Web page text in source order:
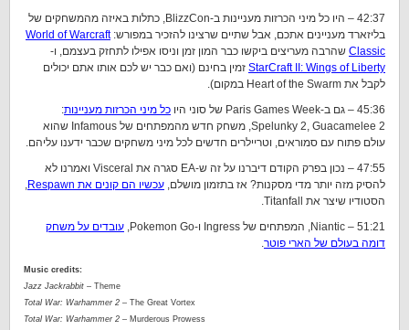
42:37 – היו כל מיני הכרזות מעניינות ב-BlizzCon, כתלות באיזה מהמשחקים של
בליזארד מעניינים אתכם, אבל שתיים שרצינו להזכיר במפורש:World of Warcraft
Classic שהרבה מעריצים ביקשו כבר המון זמן וניסו אפילו לתחזק בעצמם, ו-
StarCraft II: Wings of Liberty זמין בחינם (ואם כבר יש לכם אותו אתם יכולים
לקבל את Heart of the Swarm במקום).
45:36 – גם ב-Paris Games Week של סוני היו
כל מיני הכרזות מעניינות:
Spelunky 2, Guacamelee 2, משחק חדש מהמפתחים של Infamous שהוא
עולם פתוח עם סמוראים, וטריילרים חדשים לכל מיני משחקים שכבר ידענו עליהם.
47:55 – נכון בפרק הקודם דיברנו על זה ש-EA סגרה את Visceral ואמרנו לא
להסיק מזה יותר מדי מסקנות? אז בתזמון מושלם, עכשיו הם קונים את Respawn
,
הסטודיו שיצר את Titanfall.
51:21 – Niantic, המפתחים של Ingress ו-Pokemon Go,
עובדים על משחק
דומה בעולם של הארי פוטר.
Music credits:
Jazz Jackrabbit – Theme
Total War: Warhammer 2 – The Great Vortex
Total War: Warhammer 2 – Murderous Prowess